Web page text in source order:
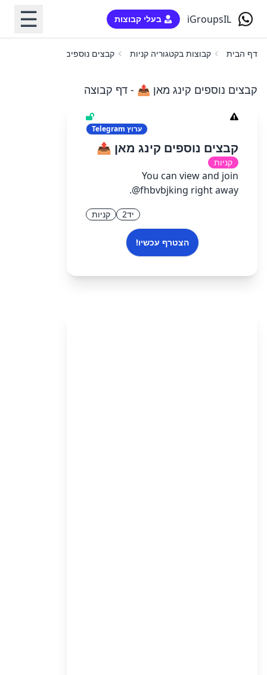
iGroupsIL בעלי קבוצות ☰
דף הבית קבוצות בקטגוריה קניות קבצים נוספים קינג מאן 📤
קבצים נוספים קינג מאן 📤 - דף קבוצה
ערוץ
קבצים נוספים קינג מאן 📤
קניות
You can view and join
@fhbvbjking right away.
יד2 קניות
הצטרף עכשיו!